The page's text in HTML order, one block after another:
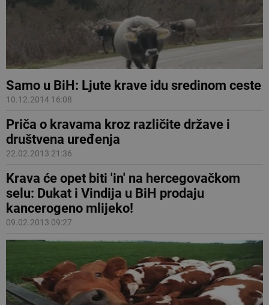
Samo u BiH: Ljute krave idu sredinom ceste
10.12.2014 16:08
Priča o kravama kroz različite države i
društvena uređenja
22.02.2013 21:36
Krava će opet biti 'in' na hercegovačkom
selu: Dukat i Vindija u BiH prodaju
kancerogeno mlijeko!
09.02.2013 09:27